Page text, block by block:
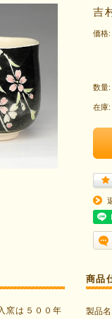
吉
価格:
数量:
在庫:
窯は５００年
商品
製品